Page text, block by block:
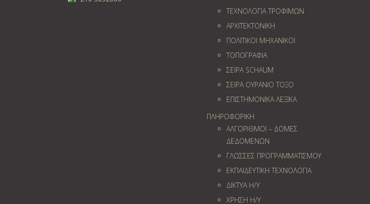
ΤΕΧΝΟΛΟΓΙΑ ΤΡΟΦΙΜΩΝ
ΑΡΧΙΤΕΚΤΟΝΙΚΗ
ΠΟΛΙΤΙΚΟΙ ΜΗΧΑΝΙΚΟΙ
ΤΟΠΟΓΡΑΦΙΑ
ΣΕΙΡΑ SCHAUM
ΣΕΙΡΑ ΟΥΡΑΝΙΟ ΤΟΞΟ
ΕΠΙΣΤΗΜΟΝΙΚΑ ΛΕΞΙΚΑ
ΠΛΗΡΟΦΟΡΙΚΗ
ΑΛΓΟΡΙΘΜΟΙ – ΔΟΜΕΣ
ΔΕΔΟΜΕΝΩΝ
ΓΛΩΣΣΕΣ ΠΡΟΓΡΑΜΜΑΤΙΣΜΟΥ
ΕΚΠΑΙΔΕΥΤΙΚΗ ΤΕΧΝΟΛΟΓΙΑ
ΔΙΚΤΥΑ Η/Υ
ΧΡΗΣΗ Η/Υ